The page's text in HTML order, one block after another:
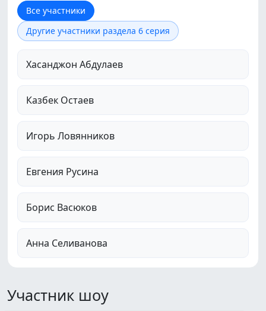
Все участники
Другие участники раздела 6 серия
Хасанджон Абдулаев
Казбек Остаев
Игорь Ловянников
Евгения Русина
Борис Васюков
Анна Селиванова
Участник шоу